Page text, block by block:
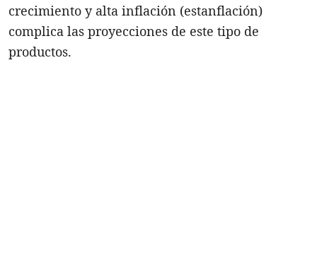
crecimiento y alta inflación (estanflación)
complica las proyecciones de este tipo de
productos.